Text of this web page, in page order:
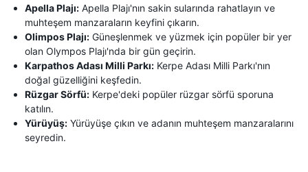
Apella Plajı: Apella Plajı'nın sakin sularında rahatlayın ve
muhteşem manzaraların keyfini çıkarın.
Olimpos Plajı: Güneşlenmek ve yüzmek için popüler bir yer
olan Olympos Plajı'nda bir gün geçirin.
Karpathos Adası Milli Parkı: Kerpe Adası Milli Parkı'nın
doğal güzelliğini keşfedin.
Rüzgar Sörfü: Kerpe'deki popüler rüzgar sörfü sporuna
katılın.
Yürüyüş: Yürüyüşe çıkın ve adanın muhteşem manzaralarını
seyredin.